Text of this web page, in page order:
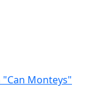
"Can Monteys"